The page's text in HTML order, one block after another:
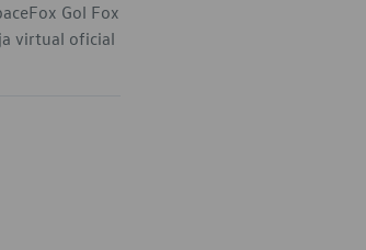
Gol Fox
virtual oficial